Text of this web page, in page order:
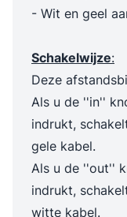
- Wit en geel
Schakelwijze:
Deze
Als u de ''in''
indrukt,
gele kabel.
Als u de ''out''
indrukt,
witte kabel.